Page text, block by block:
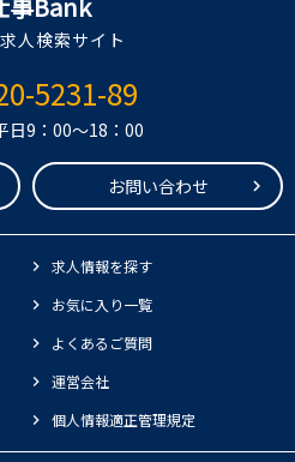
人検索サイト
5231-89
日9：00～18：00
お問い合わせ
求人情報を探す
お気に入り一覧
よくあるご質問
運営会社
個人情報適正管理規定